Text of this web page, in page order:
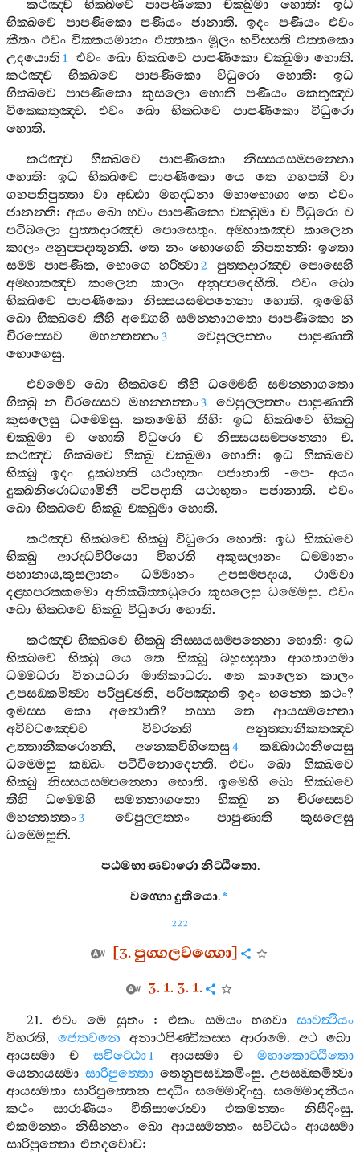
කථඤ‍්ච භික‍්ඛවෙ පාපණිකො චක‍්ඛුමා හොති: ඉධ
භික‍්ඛවෙ
පාපණිකො පණියං ජානාති. ඉදං පණියං
එවං
කීතං එවං වික‍්කයමානං එත‍්තකං මූලං භවිස‍්සති එත‍්තකො
උදයොති 1 එවං ඛො භික‍්ඛවෙ පාපණිකො චක‍්ඛුමා හොති.
කථඤ‍්ච
භික‍්ඛවෙ පාපණිකො විධුරො හොති:ඉධ
භික‍්ඛවෙ
පාපණිකො කුසලො හොති පණියං
කෙතුඤ‍්ච
වික‍්කෙතුඤ‍්ච. එවං ඛො භික‍්ඛවෙ පාපණිකො
විධුරො
හොති.
කථඤ‍්ච
භික‍්ඛවෙ පාපණිකො
නිස‍්සයසම‍්පන‍්නො
හොති: ඉධ භික‍්ඛවෙ පාපණිකො යෙ තෙ ගහපතී
වා
ගහපතිපුත‍්තා
වා අඩ‍්ඪා මහද‍්ධනා මහාභොගා තෙ
එවං
ජානන‍්ති: අයං ඛො භවං පාපණිකො චක‍්ඛුමා ච විධුරො ච
පටිබලො පුත‍්තදාරඤ‍්ච පොසෙතුං. අම‍්හාකඤ‍්ච කාලෙන
කාලං අනුප‍්පදාතුන‍්ති. තෙ නං භොගෙහි නිපතන‍්ති:ඉතො
සම‍්ම පාපණික,භොගෙ හරිත්‍වා2 පුත‍්තදාරඤ‍්ච පොසෙහි
අම‍්හාකඤ‍්ච
කාලෙන කාලං අනුප‍්පදෙහීති. එවං
ඛො
භික‍්ඛවෙ
පාපණිකො නිස‍්සයසම‍්පන‍්නො හොති. ඉමෙහි
ඛො භික‍්ඛවෙ තීහි අඞ‍්ගෙහි සමන‍්නාගතො පාපණිකො න
චිරස‍්සෙව
මහන‍්තත‍්තං3 වෙපුල‍්ලත‍්තං
පාපුණාති
භොගෙසු.
එවමෙව
ඛො භික‍්ඛවෙ තීහි ධම‍්මෙහි
සමන‍්නාගතො
භික‍්ඛු න චිරස‍්සෙව මහන‍්තත‍්තං3 වෙපුල‍්ලත‍්තං පාපුණාති
කුසලෙසු
ධම‍්මෙසු. කතමෙහි තීහි: ඉධ භික‍්ඛවෙ
භික‍්ඛු
චක‍්ඛුමා
ච හොති විධුරො ච නිස‍්සයසම‍්පන‍්නො ච.
කථඤ‍්ච
භික‍්ඛවෙ භික‍්ඛු චක‍්ඛුමා හොති: ඉධ
භික‍්ඛවෙ
භික‍්ඛු
ඉදං දුක‍්ඛන‍්ති යථාභූතං පජානාති -පෙ-අයං
දුක‍්ඛනිරොධගාමිනී
පටිපදාති යථාභූතං පජානාති. එවං
ඛො භික‍්ඛවෙ භික‍්ඛු චක‍්ඛුමා හොති.
කථඤ‍්ච භික‍්ඛවෙ භික‍්ඛු විධුරො හොති:ඉධ භික‍්ඛවෙ
භික‍්ඛු
ආරද‍්ධවිරියො විහරති අකුසලානං
ධම‍්මානං
පහානාය,කුසලානං ධම‍්මානං උපසම‍්පදාය,ථාමවා
දළ‍්හපරක‍්කමො අනික‍්ඛිත‍්තධුරො කුසලෙසු ධම‍්මෙසු. එවං
ඛො භික‍්ඛවෙ භික‍්ඛු විධුරො හොති.
කථඤ‍්ච භික‍්ඛවෙ භික‍්ඛු නිස‍්සයසම‍්පන‍්නො හොති:ඉධ
භික‍්ඛවෙ
භික‍්ඛු යෙ තෙ භික‍්ඛූ බහුස‍්සුතා
ආගතාගමා
ධම‍්මධරා
විනයධරා මාතිකාධරා. තෙ කාලෙන
කාලං
උපසඞ‍්කමිත්‍වා පරිපුච‍්ඡති, පරිපඤ‍්හති ඉදං භන‍්තෙ කථං?
ඉමස‍්ස
කො අත්‍ථොති? තස‍්ස තෙ
ආයස‍්මන‍්තො
අවිවටඤ‍්චෙව
විවරන‍්ති
අනුත‍්තානීකතඤ‍්ච
උත‍්තානීකරොන‍්ති, අනෙකවිහිතෙසු 4
කඞ‍්ඛාඨානීයෙසු
ධම‍්මෙසු
කඞ‍්ඛං පටිවිනොදෙන‍්ති.එවං ඛො
භික‍්ඛවෙ
භික‍්ඛු
නිස‍්සයසම‍්පන‍්නො හොති. ඉමෙහි ඛො
භික‍්ඛවෙ
තීහි
ධම‍්මෙහි සමන‍්නාගතො භික‍්ඛු න
චිරස‍්සෙව
මහන‍්තත‍්තං3 වෙපුල‍්ලත‍්තං පාපුණාති
කුසලෙසු
ධම‍්මෙසූති.
පඨමභාණවාරොනිට‍්ඨිතො.
වග‍්ගොදුතියො.*
222
[3.පුග‍්ගලවග‍්ගො]
3. 1. 3. 1.
21. එවං මෙ සුතං: එකං සමයං භගවා
සාවත්‍ථියං
විහරති,ජෙතවනෙ අනාථපිණ‍්ඩිකස‍්ස ආරාමෙ. අථ ඛො
ආයස‍්මා
ච සවිට‍්ඨො 1 ආයස‍්මා ච
මහාකොට‍්ඨිතො
යෙනායස‍්මා සාරිපුත‍්තො තෙනුපසඞ‍්කමිංසු.උපසඞ‍්කමිත්‍වා
ආයස‍්මතා සාරිපුත‍්තෙන සද‍්ධිං සම‍්මොදිංසු. සම‍්මොදනීයං
කථං
සාරාණීයං වීතිසාරෙත්‍වා එකමන‍්තං නිසීදිංසු.
එකමන‍්තං
නිසින‍්නං ඛො ආයස‍්මන‍්තං සවිට‍්ඨං
ආයස‍්මා
සාරිපුත‍්තො එතදවොච: